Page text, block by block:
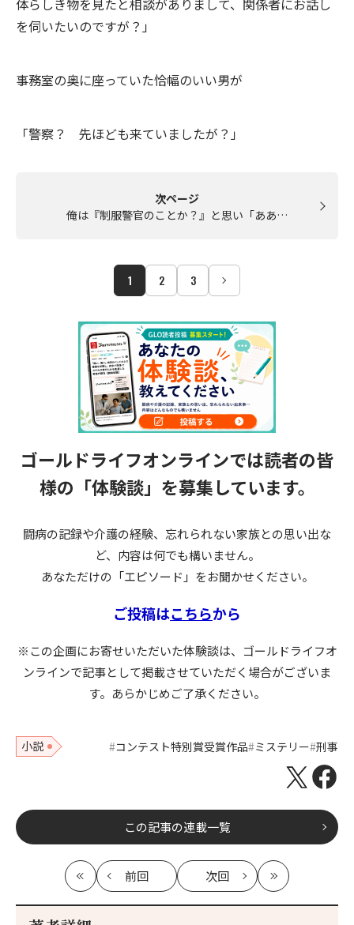
体らしき物を見たと相談がありまして、関係者にお話し
を伺いたいのですが？」
事務室の奥に座っていた恰幅のいい男が
「警察？ 先ほども来ていましたが？」
次ページ
俺は『制服警官のことか？』と思い「ああ…
1 2 3
ゴールドライフオンラインでは読者の皆
様の 「体験談」を募集しています。
闘病の記録や介護の経験、忘れられない家族との思い出な
ど、内容は何でも構いません。
あなただけの「エピソード」をお聞かせください。
ご投稿はこちらから
※この企画にお寄せいただいた体験談は、ゴールドライフオ
ンラインで記事として掲載させていただく場合がございま
す。あらかじめご了承ください。
小説 コンテスト特別賞受賞作品 ミステリー 刑事
この記事の連載一覧
最
初
前回
記
次回
記
最
新